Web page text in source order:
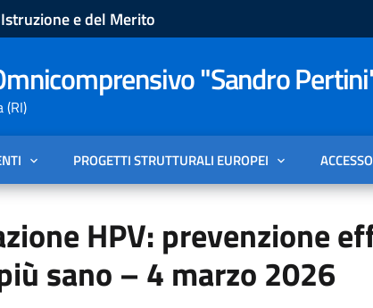
e del Merito
"Sandro
(RI)
PROGETTI STRUTTURALI EUROPEI
HPV: prevenzione
sano – 4 marzo 2026